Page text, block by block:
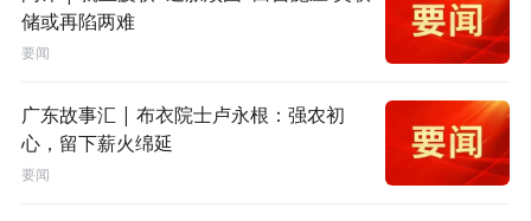
储或再陷两难
要闻
广东故事汇 | 布衣院士卢永根：强农初
心，留下薪火绵延
要闻